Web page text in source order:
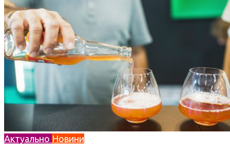
Актуально Новини